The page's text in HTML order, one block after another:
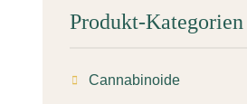
Produkt-Kategorien
Cannabinoide